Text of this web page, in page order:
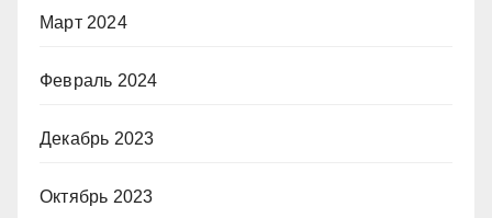
Март 2024
Февраль 2024
Декабрь 2023
Октябрь 2023